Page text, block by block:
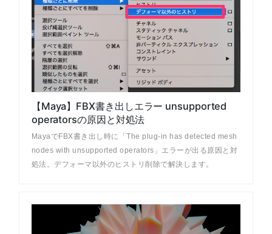
【Maya】FBX書き出しエラー unsupported
operatorsの原因と対処法
MayaでFBX書き出し時に「The plug-in has detected mesh
nodes with unsupported operators」エラーが出る原因と対
処法。デフォーマ以外のヒストリ削除で解決します。